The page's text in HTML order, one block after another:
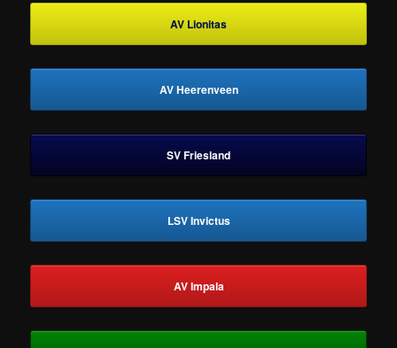
AV Lionitas
AV Heerenveen
SV Friesland
LSV Invictus
AV Impala